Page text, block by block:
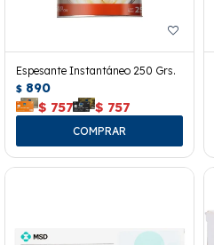
Espesante Instantáneo 250 Grs.
$ 890
$ 757 $ 757